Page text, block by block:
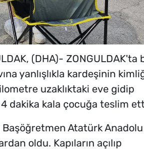
(DHA)- ZONGULDAK'ta
yanlışlıkla kardeşinin
uzaklıktaki eve gidip
4 dakika kala çocuğa teslim
Başöğretmen Atatürk Anadolu
oldu. Kapıların açılıp